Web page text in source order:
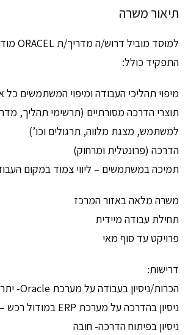
תיאור משרה
למוסד מוביל דרוש/ה מדריך/ת ORACEL מודול רכש
התפקיד כולל:
מיפוי תהליכי העבודה ומיפוי המשתמשים כל
תוצרי הדרכה מסורתיים (תרשימי תהליך,
למשתמש, מצגת מלווה, תרגולים וכו’)
הדרכה (פרונטלית ומרחוק)
תמיכה במשתמשים – ליווי צמוד במקום
משרה מלאה באזור המרכז
תחילת עבודה מיידית
פרויקט עד סוף מאי
דרישות:
הכרות/ניסיון בעבודה על מערכת Oracle- יתרון גדול
ניסיון בהדרכה על מערכת ERP במודול רכש – חובה
ניסיון בפיתוח הדרכה- חובה